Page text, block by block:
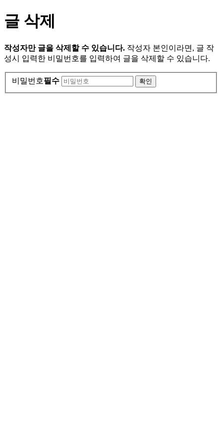
글 삭제
작성자만 글을 삭제할 수 있습니다. 작성자 본인이라면, 글 작
성시 입력한 비밀번호를 입력하여 글을 삭제할 수 있습니다.
비밀번호필수